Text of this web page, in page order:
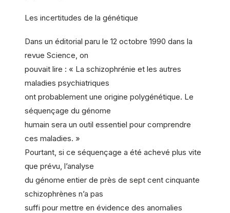
Les incertitudes de la génétique
Dans un éditorial paru le 12 octobre 1990 dans la
revue Science, on
pouvait lire : « La schizophrénie et les autres
maladies psychiatriques
ont probablement une origine polygénétique. Le
séquençage du génome
humain sera un outil essentiel pour comprendre
ces maladies. »
Pourtant, si ce séquençage a été achevé plus vite
que prévu, l’analyse
du génome entier de près de sept cent cinquante
schizophrènes n’a pas
suffi pour mettre en évidence des anomalies